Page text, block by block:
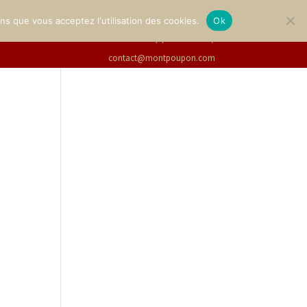
BILLETTERIE Français
+33(0)2 47 94 21 15/
contact@montpoupon.com
que vous acceptez l'utilisation des cookies. Ok